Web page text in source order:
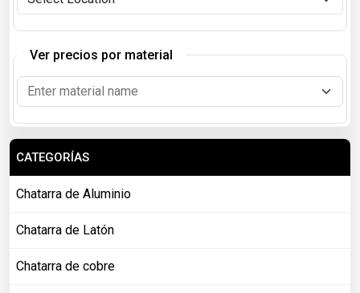
Ver precios por material
CATEGORÍAS
Chatarra de Aluminio
Chatarra de Latón
Chatarra de cobre